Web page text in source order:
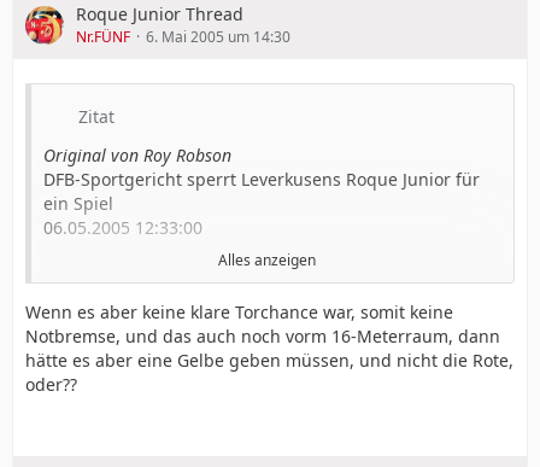
Roque Junior Thread
Nr.FÜNF 6. Mai 2005 um 14:30
Zitat
Original von Roy Robson
DFB-Sportgericht sperrt Leverkusens Roque Junior für
ein Spiel
06.05.2005 12:33:00
Das Sportgericht des Deutschen Fußball-Bundes (DFB)
unter dem Vorsitz von Horst Buchterkirche
(Drensteinfurt) hat in Frankfurt am Main gegen Jose
Roque Junior vom Bundesligisten Bayer Leverkusen eine
Alles anzeigen
Wenn es aber keine klare Torchance war, somit keine
Notbremse, und das auch noch vorm 16-Meterraum, dann
hätte es aber eine Gelbe geben müssen, und nicht die Rote,
oder??